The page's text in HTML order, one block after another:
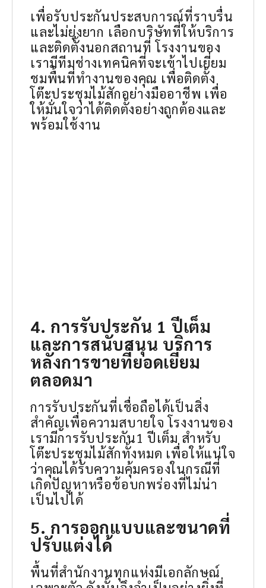
เพื่อรับประกันประสบการณ์ที่ราบรื่น
และไม่ยุ่งยาก เลือกบริษัทที่ให้บริการ
และติดตั้งนอกสถานที่ โรงงานของ
เรามีทีมช่างเทคนิคที่จะเข้าไปเยี่ยม
ชมพื้นที่ทำงานของคุณ เพื่อติดตั้ง
โต๊ะประชุมไม้สักอย่างมืออาชีพ เพื่อ
ให้มั่นใจว่าได้ติดตั้งอย่างถูกต้องและ
พร้อมใช้งาน
4. การรับประกัน 1 ปีเต็ม
และการสนับสนุน บริการ
หลังการขายที่ยอดเยี่ยม
ตลอดมา
การรับประกันที่เชื่อถือได้เป็นสิ่ง
สำคัญเพื่อความสบายใจ โรงงานของ
เรามีการรับประกัน1 ปีเต็ม สำหรับ
โต๊ะประชุมไม้สักทั้งหมด เพื่อให้แน่ใจ
ว่าคุณได้รับความคุ้มครองในกรณีที่
เกิดปัญหาหรือข้อบกพร่องที่ไม่น่า
เป็นไปได้
5. การออกแบบและขนาดที่
ปรับแต่งได้
พื้นที่สำนักงานทุกแห่งมีเอกลักษณ์